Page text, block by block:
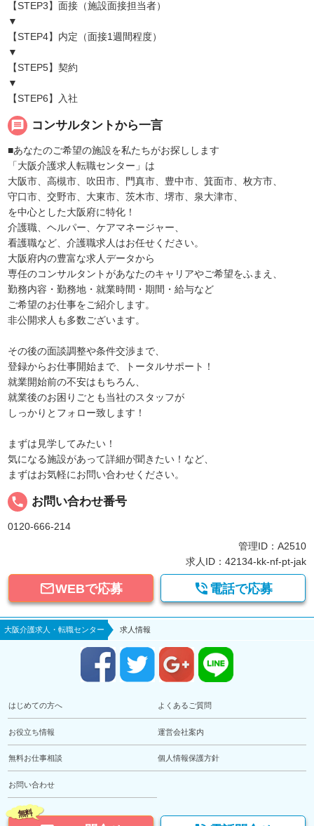
【STEP3】面接（施設面接担当者）
▼
【STEP4】内定（面接1週間程度）
▼
【STEP5】契約
▼
【STEP6】入社
message コンサルタントから一言
■あなたのご希望の施設を私たちがお探しします
「大阪介護求人転職センター」は
大阪市、高槻市、吹田市、門真市、豊中市、箕面市、枚方市、
守口市、交野市、大東市、茨木市、堺市、泉大津市、
を中心とした大阪府に特化！
介護職、ヘルパー、ケアマネージャー、
看護職など、介護職求人はお任せください。
大阪府内の豊富な求人データから
専任のコンサルタントがあなたのキャリアやご希望をふまえ、
勤務内容・勤務地・就業時間・期間・給与など
ご希望のお仕事をご紹介します。
非公開求人も多数ございます。
その後の面談調整や条件交渉まで、
登録からお仕事開始まで、トータルサポート！
就業開始前の不安はもちろん、
就業後のお困りごとも当社のスタッフが
しっかりとフォロー致します！
まずは見学してみたい！
気になる施設があって詳細が聞きたい！など、
まずはお気軽にお問い合わせください。
local_phone お問い合わせ番号
0120-666-214
管理ID：A2510
求人ID：42134-kk-nf-pt-jak
WEBで応募  電話で応募
大阪介護求人・転職センター 求人情報
はじめての方へ よくあるご質問
お役立ち情報 運営会社案内
無料お仕事相談 個人情報保護方針
お問い合わせ
無料